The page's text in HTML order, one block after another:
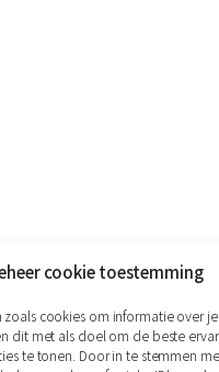
cookie toestemming
cookies om informatie over
dit met als doel om de beste
te tonen. Door in te stemmen
Verklaring